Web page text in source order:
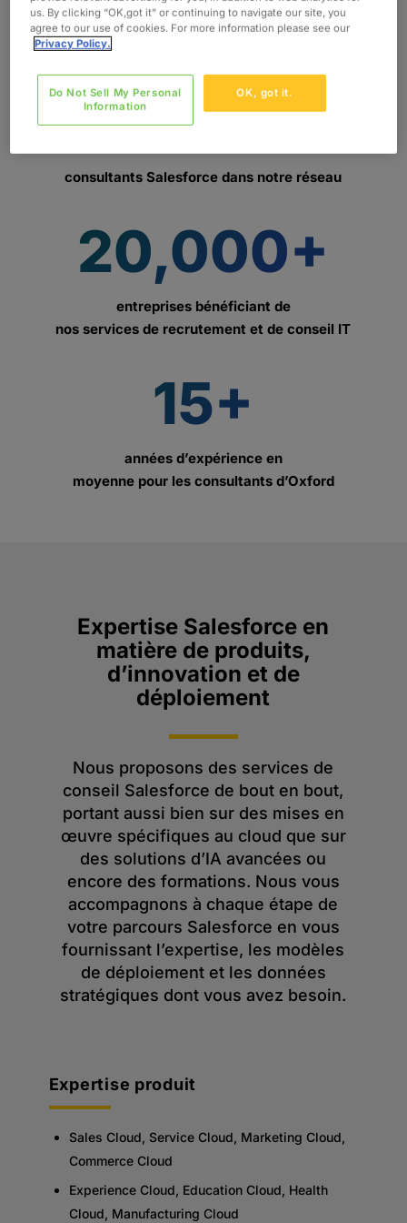
700+
consultants Salesforce dans notre réseau
20,000+
entreprises bénéficiant de
nos services de recrutement et de conseil IT
15+
années d’expérience en
moyenne pour les consultants d’Oxford
Expertise Salesforce en
matière de produits,
d’innovation et de
déploiement
Nous proposons des services de
conseil Salesforce de bout en bout,
portant aussi bien sur des mises en
œuvre spécifiques au cloud que sur
des solutions d’IA avancées ou
encore des formations. Nous vous
accompagnons à chaque étape de
votre parcours Salesforce en vous
fournissant l’expertise, les modèles
de déploiement et les données
stratégiques dont vous avez besoin.
Expertise produit
Sales Cloud, Service Cloud, Marketing Cloud,
Commerce Cloud
Experience Cloud, Education Cloud, Health
Cloud, Manufacturing Cloud
us. By clicking “OK,got it” or continuing to navigate our site, you
agree to our use of cookies. For more information please see our
Privacy Policy.
OK, got it.
Do Not Sell My Personal
Information